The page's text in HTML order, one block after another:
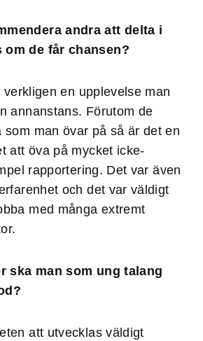
andra att delta i
om de får chansen?
en upplevelse man
annanstans. Förutom de
som man övar på så är det en
att öva på mycket icke-
rapportering. Det var även
och det var väldigt
med många extremt
ska man som ung talang
att utvecklas väldigt